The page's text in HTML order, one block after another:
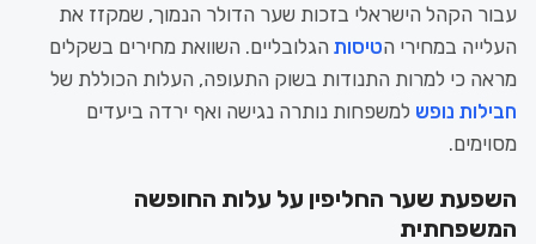
עבור הקהל הישראלי בזכות שער הדולר הנמוך, שמקזז את
העלייה במחירי הטיסות הגלובליים. השוואת מחירים בשקלים
מראה כי למרות התנודות בשוק התעופה, העלות הכוללת של
חבילות נופש למשפחות נותרה נגישה ואף ירדה ביעדים
מסוימים.
השפעת שער החליפין על עלות החופשה
המשפחתית